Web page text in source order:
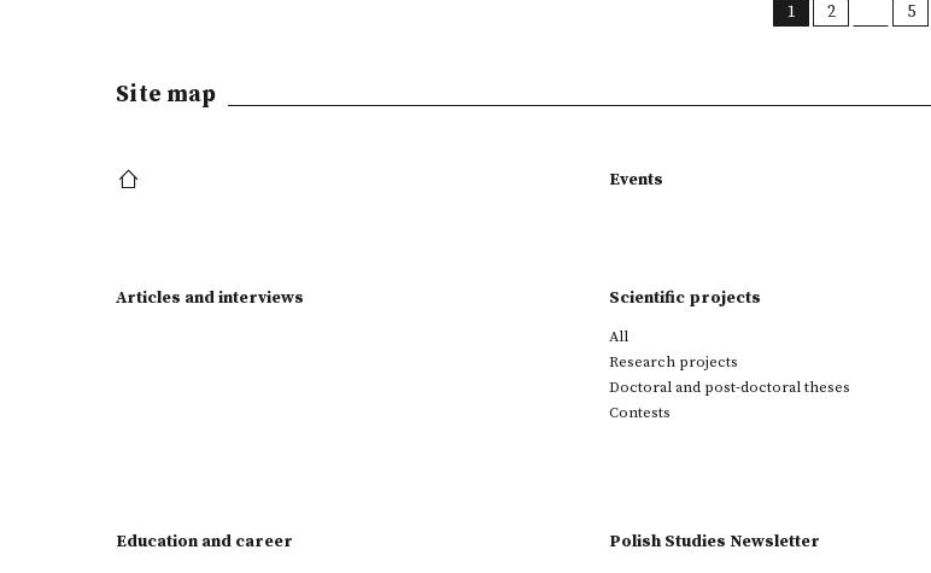
1 2 5
Site map
Events
Articles and interviews Scientific projects
All
Research projects
Doctoral and post-doctoral theses
Contests
Education and career Polish Studies Newsletter